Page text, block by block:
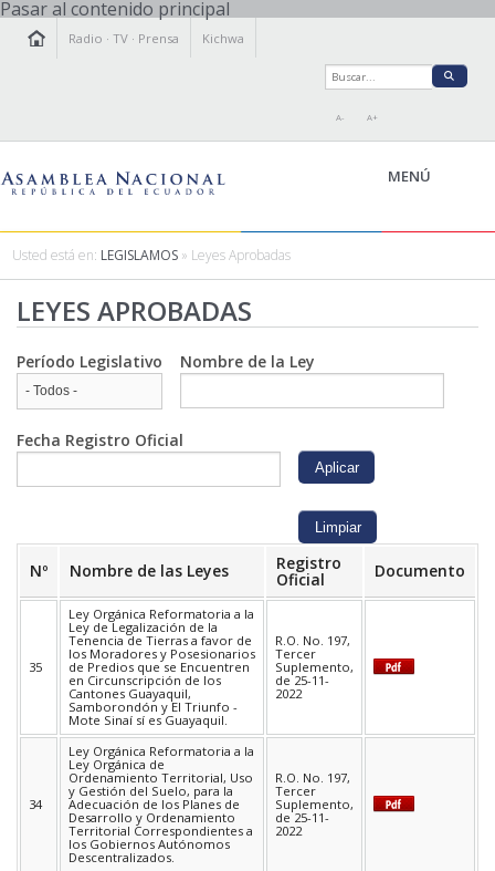
Pasar al contenido principal
Radio ·TV · Prensa Kichwa
A- A+
MENÚ
LA ASAMBLEA
LEGISLAMOS
FISCALIZAMOS
TRANSPARENCIA
PRENSA
PARTICIPACIÓN
Usted está en: LEGISLAMOS » Leyes Aprobadas
LEYES APROBADAS
Período Legislativo Nombre de la Ley
Fecha Registro Oficial
Nº Nombre de las Leyes Registro
Oficial Documento
35
Ley Orgánica Reformatoria a la
Ley de Legalización de la
Tenencia de Tierras a favor de
los Moradores y Posesionarios
de Predios que se Encuentren
en Circunscripción de los
Cantones Guayaquil,
Samborondón y El Triunfo -
Mote Sinaí sí es Guayaquil.
R.O. No. 197,
Tercer
Suplemento,
de 25-11-
2022
34
Ley Orgánica Reformatoria a la
Ley Orgánica de
Ordenamiento Territorial, Uso
y Gestión del Suelo, para la
Adecuación de los Planes de
Desarrollo y Ordenamiento
Territorial Correspondientes a
los Gobiernos Autónomos
Descentralizados.
R.O. No. 197,
Tercer
Suplemento,
de 25-11-
2022